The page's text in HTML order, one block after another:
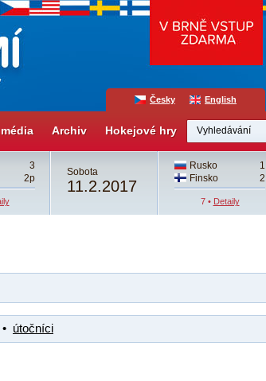
Česky English
Archiv Hokejové hry
3
2p
Sobota
11.2.2017
Rusko
1
Finsko
2
7 • Detaily
• útočníci